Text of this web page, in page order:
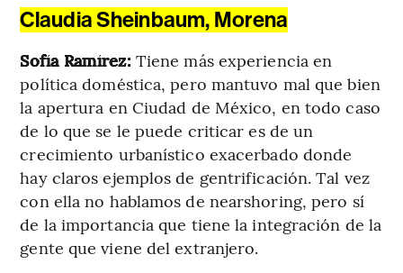
Claudia Sheinbaum, Morena
Sofía Ramírez: Tiene más experiencia en
política doméstica, pero mantuvo mal que bien
la apertura en Ciudad de México, en todo caso
de lo que se le puede criticar es de un
crecimiento urbanístico exacerbado donde
hay claros ejemplos de gentrificación. Tal vez
con ella no hablamos de nearshoring, pero sí
de la importancia que tiene la integración de la
gente que viene del extranjero.